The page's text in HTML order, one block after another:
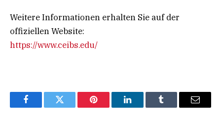
Weitere Informationen erhalten Sie auf der
offiziellen Website:
https://www.ceibs.edu/
FacebookTwitter Pinterest LinkedInTumblr Email